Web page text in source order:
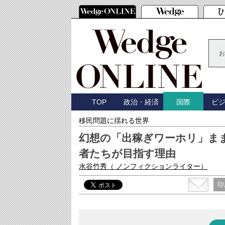
TOP 政治・経済 国際 ビ
移民問題に揺れる世界
幻想の「出稼ぎワーホリ」
者たちが目指す理由
水谷竹秀 （ ノンフィクションライター）